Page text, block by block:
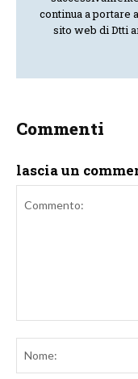
continua a portare
sito web di Dtti
Commenti
lascia un